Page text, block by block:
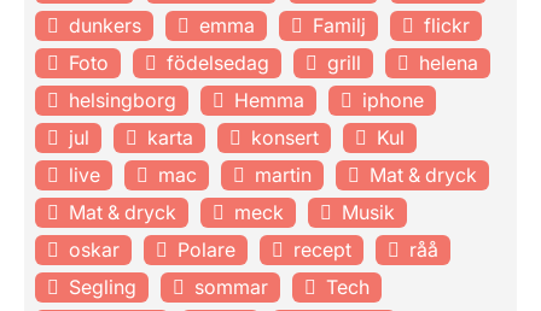
dunkers
emma Familj
flickr
Foto
födelsedag grill
helena
helsingborg
Hemma
iphone
jul
karta konsert
Kul
live
mac martin
Mat & dryck
Mat & dryck
meck
Musik
oskar
Polare recept
råå
Segling
sommar
Tech